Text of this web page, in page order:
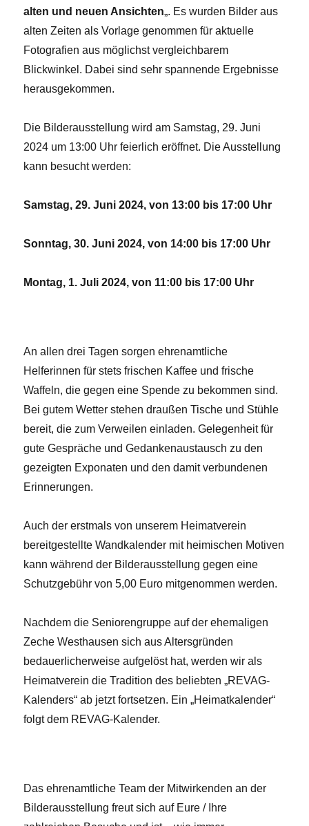
alten und neuen Ansichten„. Es wurden Bilder aus
alten Zeiten als Vorlage genommen für aktuelle
Fotografien aus möglichst vergleichbarem
Blickwinkel. Dabei sind sehr spannende Ergebnisse
herausgekommen.
Die Bilderausstellung wird am Samstag, 29. Juni
2024 um 13:00 Uhr feierlich eröffnet. Die Ausstellung
kann besucht werden:
Samstag, 29. Juni 2024, von 13:00 bis 17:00 Uhr
Sonntag, 30. Juni 2024, von 14:00 bis 17:00 Uhr
Montag, 1. Juli 2024, von 11:00 bis 17:00 Uhr
An allen drei Tagen sorgen ehrenamtliche
Helferinnen für stets frischen Kaffee und frische
Waffeln, die gegen eine Spende zu bekommen sind.
Bei gutem Wetter stehen draußen Tische und Stühle
bereit, die zum Verweilen einladen. Gelegenheit für
gute Gespräche und Gedankenaustausch zu den
gezeigten Exponaten und den damit verbundenen
Erinnerungen.
Auch der erstmals von unserem Heimatverein
bereitgestellte Wandkalender mit heimischen Motiven
kann während der Bilderausstellung gegen eine
Schutzgebühr von 5,00 Euro mitgenommen werden.
Nachdem die Seniorengruppe auf der ehemaligen
Zeche Westhausen sich aus Altersgründen
bedauerlicherweise aufgelöst hat, werden wir als
Heimatverein die Tradition des beliebten „REVAG-
Kalenders“ ab jetzt fortsetzen. Ein „Heimatkalender“
folgt dem REVAG-Kalender.
Das ehrenamtliche Team der Mitwirkenden an der
Bilderausstellung freut sich auf Eure / Ihre